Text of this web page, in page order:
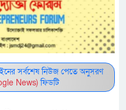
সর্বশেষ নিউজ পেতে অনুসরণ
News)ফিডটি